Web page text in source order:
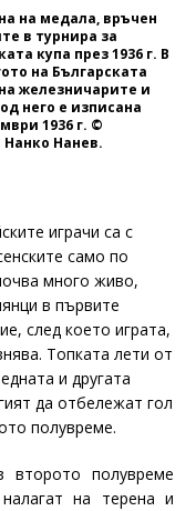
на медала, връчен
в турнира за
купа през 1936 г. В
на Българската
железничарите и
него е изписана
1936 г. ©
Нанев.
играчи са с
само по
много живо,
в първите
след което играта,
Топката лети от
и другата
да отбележат гол
полувреме.
полувреме
на терена и